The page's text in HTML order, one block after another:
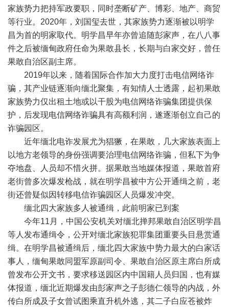
家族势力把持军政要职，同时垄断矿产、博彩、地产、商贸
等行业。2020年，刘国玺去世，其家族势力逐渐被以明学
昌为首的明家取代。明学昌早年亦曾追随彭家声，在八八事
件之后被缅甸政府任命为果敢县长，长期与白家交好，曾任
果敢自治区副主席。
2019年以来，随着国际合作加大力度打击电信网络诈
骗，其产业链逐渐向缅北聚集，有知情人士透露，起初果敢
家族势力仅出租土地或以干股为电信网络诈骗集团提供保
护，后发现电信网络诈骗具有高额利润，遂逐渐创立自己的
诈骗园区。
近年缅北电诈发展尤为猖獗，在果敢，几大家族表面上
以地方老领导的身份强调要治理电信网络诈骗，但私下为争
夺地盘、人员却不惜火拼。据果敢当地媒体报道，果敢首府
老街曾多次爆发枪战，就在明学昌被中方公开通缉之前，老
街还曾疑似因转移电信诈骗园区人员爆发冲突。
缅北四大家族多人被通缉，此前明家已到案
今年11月，中国公安机关对缅北掸邦果敢自治区明学昌
等人发布通缉令，公开对缅北家族犯罪集团重要头目悬赏通
缉。在明学昌被通缉后，缅北四大家族中势力最大的白家话
事人，缅甸果敢同盟军原副司令、果敢自治区原主席白所成
曾发布公开文书，要求移送园区内中国籍人员归国，也有媒
体报道，缅北近期爆发由彭家声之子彭德仁领导的内战，外
传白所成及子女曾试图乘直升机外逃，其二子白应苍被炸